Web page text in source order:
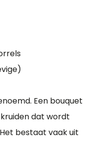
Een bouquet
dat wordt
bestaat vaak uit